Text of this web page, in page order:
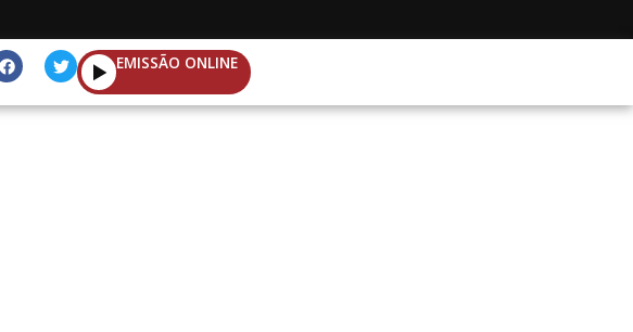
EMISSÃO ONLINE